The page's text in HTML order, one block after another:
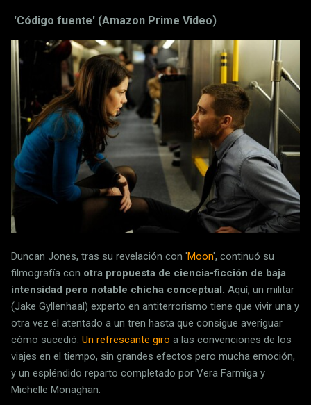
'Código fuente' (Amazon Prime Video)
Duncan Jones, tras su revelación con 'Moon', continuó su
filmografía con otra propuesta de ciencia-ficción de baja
intensidad pero notable chicha conceptual. Aquí, un militar
(Jake Gyllenhaal) experto en antiterrorismo tiene que vivir una y
otra vez el atentado a un tren hasta que consigue averiguar
cómo sucedió. Un refrescante giro a las convenciones de los
viajes en el tiempo, sin grandes efectos pero mucha emoción,
y un espléndido reparto completado por Vera Farmiga y
Michelle Monaghan.